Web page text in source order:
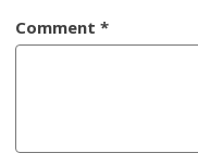
Comment*